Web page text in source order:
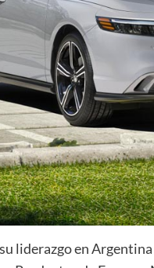
liderazgo en